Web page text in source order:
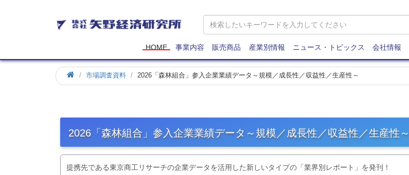
矢
野
研
究
所
HOME 事業内容 販売商品 産業別情報 ニュース・トピックス 会社情報
市場調査資料 2026「森林組合」参入企業業績データ～規模／成長性／収益性／生産性～
2026「森林組合」参入企業業績データ～規模／成長性／収益性／生産性～
提携先である東京商工リサーチの企業データを活用した新しいタイプの「業界別レポート」を発刊！